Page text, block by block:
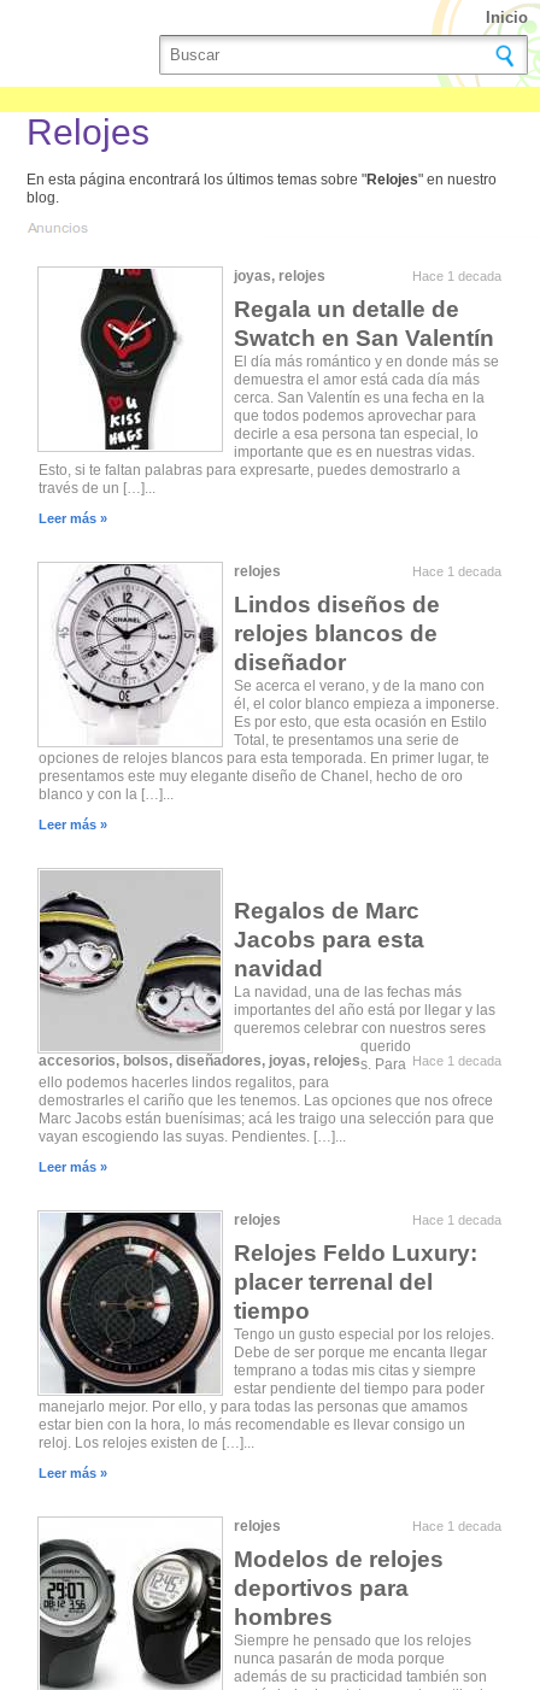
Inicio
Relojes
En esta página encontrará los últimos temas sobre "Relojes" en nuestro
blog.
joyas, relojes Hace 1 decada
Regala un detalle de
Swatch en San Valentín
El día más romántico y en donde más se
demuestra el amor está cada día más
cerca. San Valentín es una fecha en la
que todos podemos aprovechar para
decirle a esa persona tan especial, lo
importante que es en nuestras vidas.
Esto, si te faltan palabras para expresarte, puedes demostrarlo a
través de un […]...
Leer más »
relojes Hace 1 decada
Lindos diseños de
relojes blancos de
diseñador
Se acerca el verano, y de la mano con
él, el color blanco empieza a imponerse.
Es por esto, que esta ocasión en Estilo
Total, te presentamos una serie de
opciones de relojes blancos para esta temporada. En primer lugar, te
presentamos este muy elegante diseño de Chanel, hecho de oro
blanco y con la […]...
Leer más »
accesorios, bolsos,diseñadores, joyas, relojes Hace 1 decada
Regalos de Marc
Jacobs para esta
navidad
La navidad, una de las fechas más
importantes del año está por llegar y las
queremos celebrar con nuestros seres
querido
s. Para
ello podemos hacerles lindos regalitos, para
demostrarles el cariño que les tenemos. Las opciones que nos ofrece
Marc Jacobs están buenísimas; acá les traigo una selección para que
vayan escogiendo las suyas. Pendientes. […]...
Leer más »
relojes Hace 1 decada
Relojes Feldo Luxury:
placer terrenal del
tiempo
Tengo un gusto especial por los relojes.
Debe de ser porque me encanta llegar
temprano a todas mis citas y siempre
estar pendiente del tiempo para poder
manejarlo mejor. Por ello, y para todas las personas que amamos
estar bien con la hora, lo más recomendable es llevar consigo un
reloj. Los relojes existen de […]...
Leer más »
relojes Hace 1 decada
Modelos de relojes
deportivos para
hombres
Siempre he pensado que los relojes
nunca pasarán de moda porque
además de su practicidad también son